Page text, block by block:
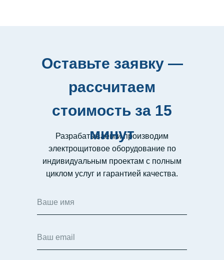
Разрабатываем и производим
электрощитовое оборудование по
индивидуальным проектам с полным
циклом услуг и гарантией качества.
Оставьте заявку —
рассчитаем
стоимость за 15
минут